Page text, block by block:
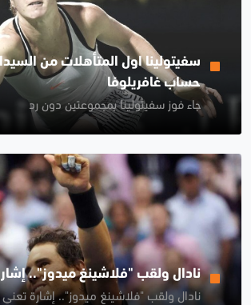
سفيتولينا اول المتأهلات من
حساب غافريلوفا
جاء فوز سفيتولينا بمجموعتين دون رد
نادال ولقب "فلاشينغ ميدوز"..
نادال ولقب "فلاشينغ ميدوز".. إشارة تعني